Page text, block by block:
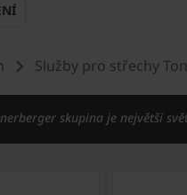
Služby pro střechy
skupina je největší